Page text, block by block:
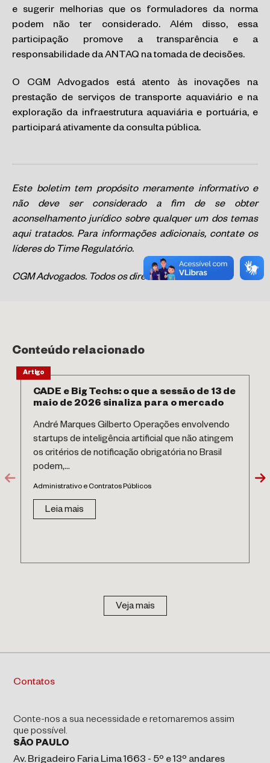
e sugerir melhorias que os formuladores da norma
podem não ter considerado. Além disso, essa
participação promove a transparência e a
responsabilidade da ANTAQ na tomada de decisões.
O CGM Advogados está atento às inovações na
prestação de serviços de transporte aquaviário e na
exploração da infraestrutura aquaviária e portuária, e
participará ativamente da consulta pública.
Este boletim tem propósito meramente informativo e
não deve ser considerado a fim de se obter
aconselhamento jurídico sobre qualquer um dos temas
aqui tratados. Para informações adicionais, contate os
líderes do Time Regulatório.
CGM Advogados. Todos os direitos reservados.
Conteúdo relacionado
Artigo
CADE e Big Techs: o que a sessão de 13 de
maio de 2026 sinaliza para o mercado
André Marques Gilberto Operações envolvendo
startups de inteligência artificial que não atingem
os critérios de notificação obrigatória no Brasil
podem,...
Administrativo e Contratos Públicos
Leia mais
Veja mais
Contatos
Conte-nos a sua necessidade e retornaremos assim
que possível.
SÃO PAULO
Av. Brigadeiro Faria Lima 1663 - 5º e 13º andares